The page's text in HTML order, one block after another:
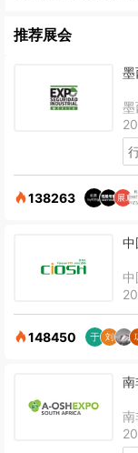
推荐展会
墨
墨
138263
中
中
148450
南
南